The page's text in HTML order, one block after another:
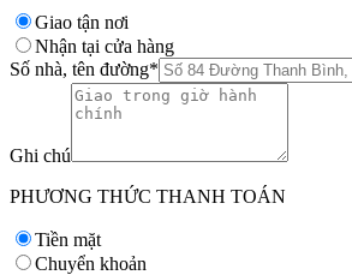
Giao tận nơi
Nhận tại cửa hàng
Số nhà, tên đường*
Ghi chú
PHƯƠNG THỨC THANH TOÁN
Tiền mặt
Chuyển khoản